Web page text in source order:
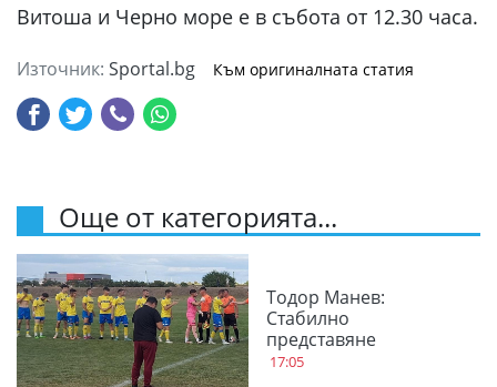
Витоша и Черно море е в събота от 12.30 часа.
Източник: Sportal.bg Към оригиналната статия
Още от категорията...
Тодор Манев:
Стабилно
представяне
17:05